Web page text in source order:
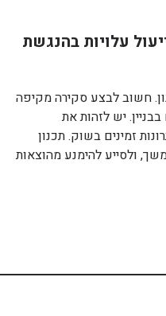
עלויות בהנגשת
חשוב לבצע סקירה מקיפה
יש לזהות את
זמינים בשוק. תכנון
ולסייע להימנע מהוצאות